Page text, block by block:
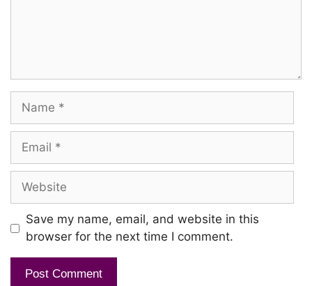
Uppu Meena Kaaiyura
Enna Varukura
Vaala Meena Minukura
Kaara Podiya Sirikura
Mundhaanaiyil Thimingalatha
Name
Email
Website
Save my name, email, and website in this
browser for the next time I comment.